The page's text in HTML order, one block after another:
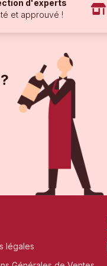
d'experts
et approuvé !
légales